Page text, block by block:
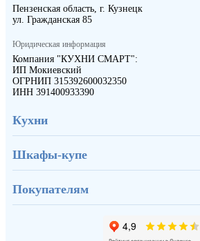
Пензенская область, г. Кузнецк
ул. Гражданская 85
Юридическая информация
Компания "КУХНИ СМАРТ":
ИП Мокиевский
ОГРНИП 315392600032350
ИНН 391400933390
Кухни
Шкафы-купе
Покупателям